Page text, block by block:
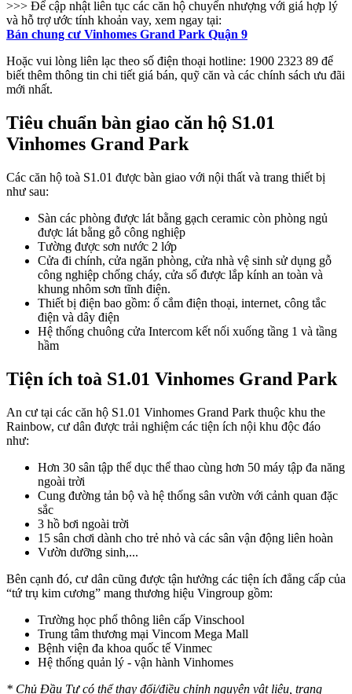
>>> Để cập nhật liên tục các căn hộ chuyển nhượng với giá hợp lý
và hỗ trợ ước tính khoản vay, xem ngay tại:
Bán chung cư Vinhomes Grand Park Quận 9
Hoặc vui lòng liên lạc theo số điện thoại hotline: 1900 2323 89 để
biết thêm thông tin chi tiết giá bán, quỹ căn và các chính sách ưu đãi
mới nhất.
Tiêu chuẩn bàn giao căn hộ S1.01
Vinhomes Grand Park
Các căn hộ toà S1.01 được bàn giao với nội thất và trang thiết bị
như sau:
Sàn các phòng được lát bằng gạch ceramic còn phòng ngủ
được lát bằng gỗ công nghiệp
Tường được sơn nước 2 lớp
Cửa đi chính, cửa ngăn phòng, cửa nhà vệ sinh sử dụng gỗ
công nghiệp chống cháy, cửa sổ được lắp kính an toàn và
khung nhôm sơn tĩnh điện.
Thiết bị điện bao gồm: ổ cắm điện thoại, internet, công tắc
điện và dây điện
Hệ thống chuông cửa Intercom kết nối xuống tầng 1 và tầng
hầm
Tiện ích toà S1.01 Vinhomes Grand Park
An cư tại các căn hộ S1.01 Vinhomes Grand Park thuộc khu the
Rainbow, cư dân được trải nghiệm các tiện ích nội khu độc đáo
như:
Hơn 30 sân tập thể dục thể thao cùng hơn 50 máy tập đa năng
ngoài trời
Cung đường tản bộ và hệ thống sân vườn với cảnh quan đặc
sắc
3 hồ bơi ngoài trời
15 sân chơi dành cho trẻ nhỏ và các sân vận động liên hoàn
Vườn dưỡng sinh,...
Bên cạnh đó, cư dân cũng được tận hưởng các tiện ích đẳng cấp của
“tứ trụ kim cương” mang thương hiệu Vingroup gồm:
Trường học phổ thông liên cấp Vinschool
Trung tâm thương mại Vincom Mega Mall
Bệnh viện đa khoa quốc tế Vinmec
Hệ thống quản lý - vận hành Vinhomes
* Chủ Đầu Tư có thể thay đổi/điều chỉnh nguyên vật liệu, trang